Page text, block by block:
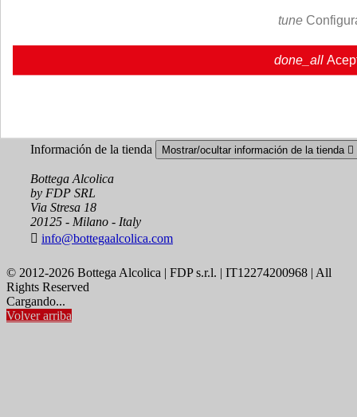
Su cuenta
Seguimiento del pedido
Información de la tienda Mostrar/ocultar información de la tienda 
Bottega Alcolica
by FDP SRL
Via Stresa 18
20125 - Milano - Italy
 info@bottegaalcolica.com
© 2012-2026 Bottega Alcolica | FDP s.r.l. | IT12274200968 | All
Rights Reserved
Cargando...
Volver arriba
tune
done_all